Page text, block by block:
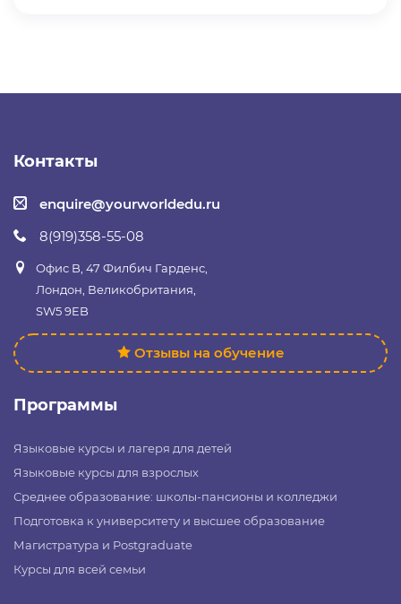
Контакты
enquire@yourworldedu.ru
8(919)358-55-08
Офис B, 47 Филбич Гарденс,
Лондон, Великобритания,
SW5 9EB
Отзывы на обучение
Программы
Языковые курсы и лагеря для детей
Языковые курсы для взрослых
Среднее образование: школы-пансионы и колледжи
Подготовка к университету и высшее образование
Магистратура и Postgraduate
Курсы для всей семьи